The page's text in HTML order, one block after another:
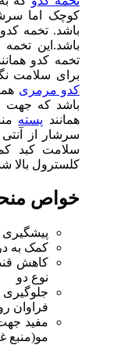
کوچک اما
باشد. تخمه
باشد.این
برای سلامت
کدو مرمری
باشد که جهت
همانند پسته
سرشار از
سلامت کبد
کلسترول بالا
خواص
کمک به
کاهش
نوع دو
جلوگیری
فراوان
مفید
مو(منبع